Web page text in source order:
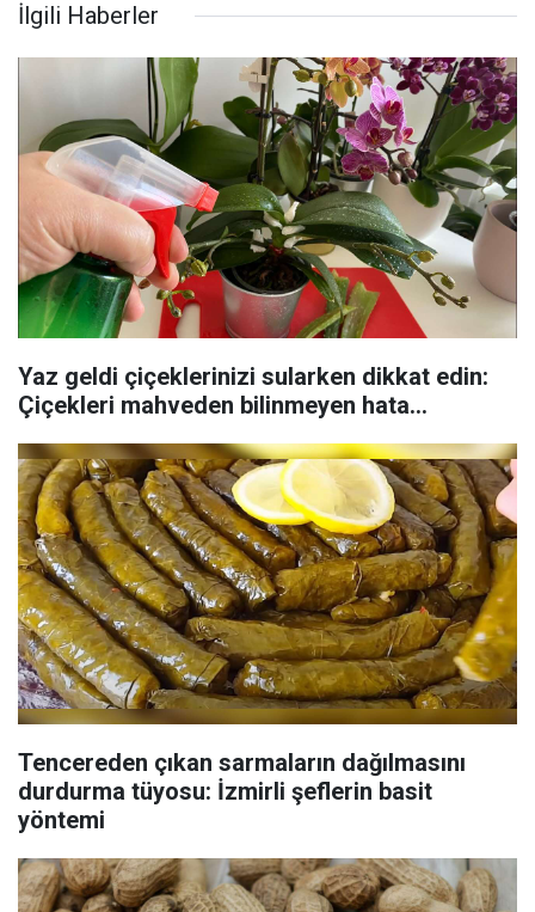
İlgili Haberler
Yaz geldi çiçeklerinizi sularken dikkat edin:
Çiçekleri mahveden bilinmeyen hata...
Tencereden çıkan sarmaların dağılmasını
durdurma tüyosu: İzmirli şeflerin basit
yöntemi